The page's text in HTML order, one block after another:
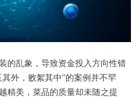
的乱象，导致资金投入方向性错
外，败絮其中”的案例并不罕
精美，菜品的质量却未随之提